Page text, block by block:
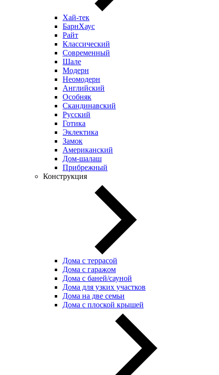
Хай-тек
БарнХаус
Райт
Классический
Современный
Шале
Модерн
Неомодерн
Английский
Особняк
Скандинавский
Русский
Готика
Эклектика
Замок
Американский
Дом-шалаш
Прибрежный
Конструкция
Дома с террасой
Дома с гаражом
Дома с баней/сауной
Дома для узких участков
Дома на две семьи
Дома с плоской крышей